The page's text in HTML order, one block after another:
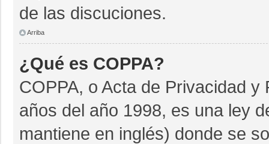
de las discuciones.
Arriba
¿Qué es COPPA?
COPPA, o Acta de Privacidad
años del año 1998, es una ley
mantiene en inglés) donde se